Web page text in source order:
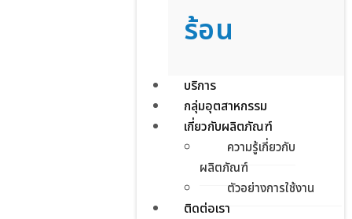
ร้อน
บริการ
กลุ่มอุตสาหกรรม
เกี่ยวกับผลิตภัณฑ์
ความรู้เกี่ยวกับ
ผลิตภัณฑ์
ตัวอย่างการใช้งาน
ติดต่อเรา